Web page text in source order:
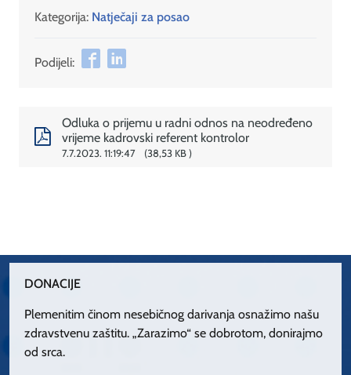
Kategorija: Natječaji za posao
Podijeli:
Odluka o prijemu u radni odnos na neodređeno
vrijeme kadrovski referent kontrolor
7.7.2023. 11:19:47 38,53 KB
DONACIJE
Plemenitim činom nesebičnog darivanja osnažimo našu
zdravstvenu zaštitu. „Zarazimo“ se dobrotom, donirajmo
od srca.